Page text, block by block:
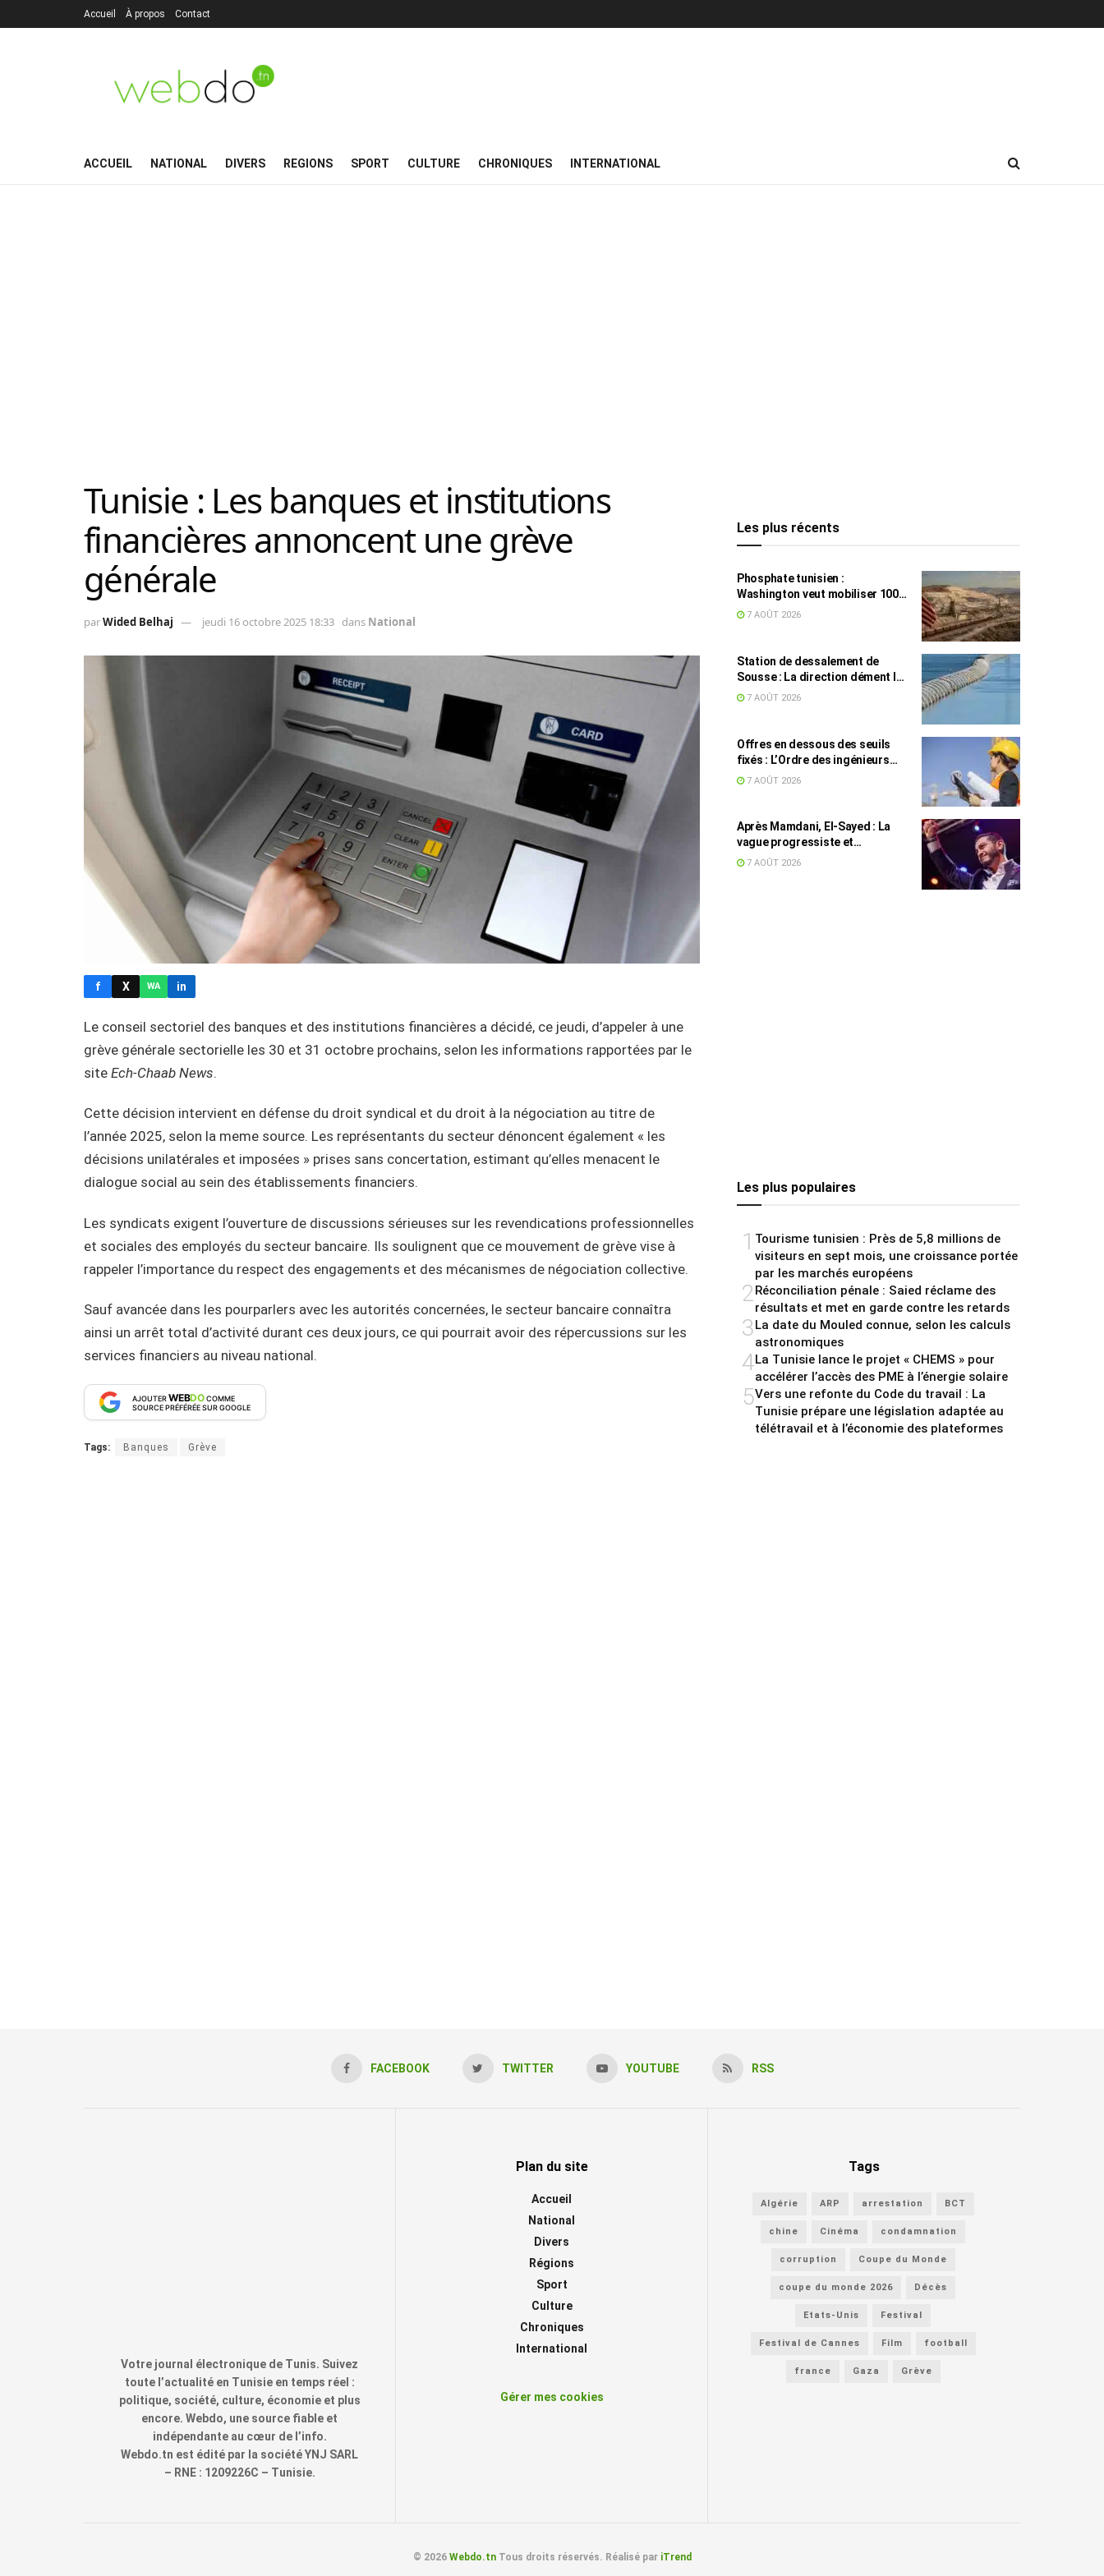
Accueil À propos Contact
ACCUEIL NATIONAL DIVERS REGIONS SPORT CULTURE CHRONIQUES INTERNATIONAL
Tunisie : Les banques et institutions
financières annoncent une grève
générale
parWided Belhaj jeudi 16 octobre 2025 18:33 dans National
f X WA in
Le conseil sectoriel des banques et des institutions financières a décidé, ce jeudi, d’appeler à une
grève générale sectorielle les 30 et 31 octobre prochains, selon les informations rapportées par le
site Ech-Chaab News.
Cette décision intervient en défense du droit syndical et du droit à la négociation au titre de
l’année 2025, selon la meme source. Les représentants du secteur dénoncent également « les
décisions unilatérales et imposées » prises sans concertation, estimant qu’elles menacent le
dialogue social au sein des établissements financiers.
Les syndicats exigent l’ouverture de discussions sérieuses sur les revendications professionnelles
et sociales des employés du secteur bancaire. Ils soulignent que ce mouvement de grève vise à
rappeler l’importance du respect des engagements et des mécanismes de négociation collective.
Sauf avancée dans les pourparlers avec les autorités concernées, le secteur bancaire connaîtra
ainsi un arrêt total d’activité durant ces deux jours, ce qui pourrait avoir des répercussions sur les
services financiers au niveau national.
AJOUTERWEBDOCOMME
SOURCE PRÉFÉRÉE SUR GOOGLE
Tags: Banques Grève
Les plus récents
Phosphate tunisien :
Washington veut mobiliser 100
millions de dollars, avec la Chine
7 AOÛT 2026
Station de dessalement de
Sousse : La direction dément les
rumeurs sur une eau impropre à
7 AOÛT 2026
Offres en dessous des seuils
fixés : L’Ordre des ingénieurs
hausse le ton
7 AOÛT 2026
Après Mamdani, El-Sayed : La
vague progressiste et
musulmane résiste à l’argent de
7 AOÛT 2026
Les plus populaires
1 Tourisme tunisien : Près de 5,8 millions de
visiteurs en sept mois, une croissance portée
par les marchés européens
2Réconciliation pénale : Saied réclame des
résultats et met en garde contre les retards
3La date du Mouled connue, selon les calculs
astronomiques
4La Tunisie lance le projet « CHEMS » pour
accélérer l’accès des PME à l’énergie solaire
5Vers une refonte du Code du travail : La
Tunisie prépare une législation adaptée au
télétravail et à l’économie des plateformes
FACEBOOK TWITTER YOUTUBE RSS
Votre journal électronique de Tunis. Suivez
toute l’actualité en Tunisie en temps réel :
politique, société, culture, économie et plus
encore. Webdo, une source fiable et
indépendante au cœur de l’info.
Webdo.tn est édité par la société YNJ SARL
– RNE : 1209226C – Tunisie.
Plan du site
Accueil
National
Divers
Régions
Sport
Culture
Chroniques
International
Gérer mes cookies
Tags
Algérie ARP arrestation BCT
chine Cinéma condamnation
corruption Coupe du Monde
coupe du monde 2026 Décès
Etats-Unis Festival
Festival de Cannes Film football
france Gaza Grève
© 2026 Webdo.tnTous droits réservés. Réalisé par iTrend